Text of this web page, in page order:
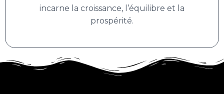
incarne la croissance, l’équilibre et la
prospérité.